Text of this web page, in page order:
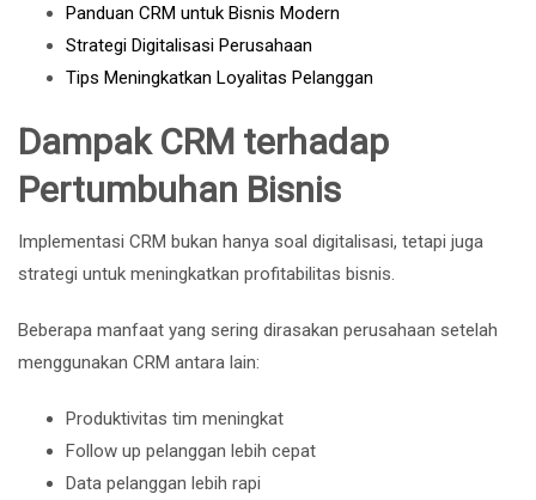
Panduan CRM untuk Bisnis Modern
Strategi Digitalisasi Perusahaan
Tips Meningkatkan Loyalitas Pelanggan
Dampak CRM terhadap
Pertumbuhan Bisnis
Implementasi CRM bukan hanya soal digitalisasi, tetapi juga
strategi untuk meningkatkan profitabilitas bisnis.
Beberapa manfaat yang sering dirasakan perusahaan setelah
menggunakan CRM antara lain:
Produktivitas tim meningkat
Follow up pelanggan lebih cepat
Data pelanggan lebih rapi